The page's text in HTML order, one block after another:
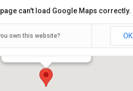
Veranstaltungen
can't load Google Maps correctly.
own this website? OK